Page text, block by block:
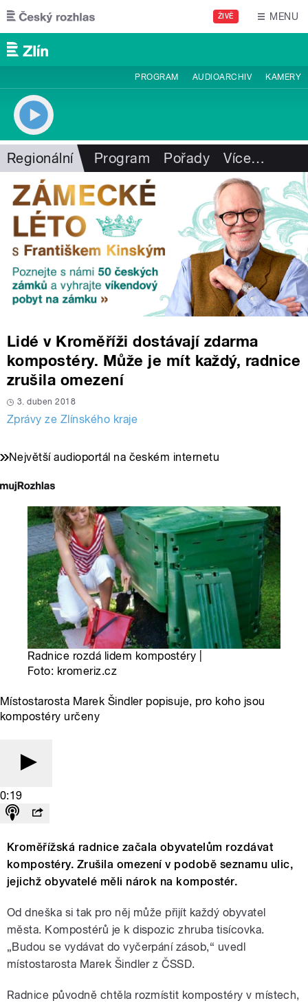
Přejít k hlavnímu obsahu
ŽIVĚ MENU
PROGRAM AUDIOARCHIV KAMERY
Regionální Program Pořady Více…
Lidé v Kroměříži dostávají zdarma
kompostéry. Může je mít každý, radnice
zrušila omezení
3. duben 2018
Zprávy ze Zlínského kraje
Největší audioportál na českém internetu
Radnice rozdá lidem kompostéry |
Foto: kromeriz.cz
Místostarosta Marek Šindler popisuje, pro koho jsou
kompostéry určeny
0:19
Kroměřížská radnice začala obyvatelům rozdávat
kompostéry. Zrušila omezení v podobě seznamu ulic,
jejichž obyvatelé měli nárok na kompostér.
Od dneška si tak pro něj může přijít každý obyvatel
města. Kompostérů je k dispozic zhruba tisícovka.
„Budou se vydávat do vyčerpání zásob,“ uvedl
místostarosta Marek Šindler z ČSSD.
Radnice původně chtěla rozmístit kompostéry v místech,